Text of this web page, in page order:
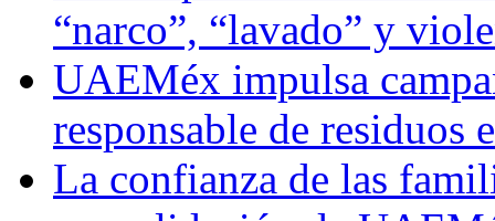
“narco”, “lavado” y
UAEMéx impulsa
responsable de residuos
La confianza de las